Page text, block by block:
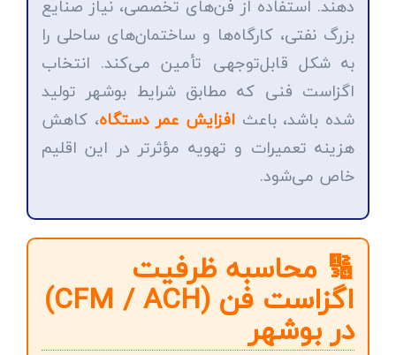
دهند. استفاده از فن‌های تخصصی، نیاز صنایع
بزرگ نفتی، کارگاه‌ها و ساختمان‌های ساحلی را
به شکل قابل‌توجهی تأمین می‌کند. انتخاب
اگزاست فنی که مطابق شرایط بوشهر تولید
شده باشد، باعث افزایش عمر دستگاه، کاهش
هزینه تعمیرات و تهویه مؤثرتر در این اقلیم
خاص می‌شود.
🔢 محاسبه ظرفیت
اگزاست فن (CFM / ACH)
در بوشهر